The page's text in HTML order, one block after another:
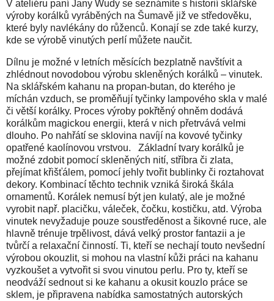
V ateliéru paní Jany Wudy se seznámíte s historií sklářské
výroby korálků vyráběných na Šumavě již ve středověku,
které byly navlékány do růženců. Konají se zde také kurzy,
kde se výrobě vinutých perlí můžete naučit.
Dílnu je možné v letních měsících bezplatně navštívit a
zhlédnout novodobou výrobu skleněných korálků – vinutek.
Na sklářském kahanu na propan-butan, do kterého je
míchán vzduch, se proměňují tyčinky lampového skla v malé
či větší korálky. Proces výroby pokřtěný ohněm dodává
korálkům magickou energii, která v nich přetrvává velmi
dlouho. Po nahřátí se sklovina navíjí na kovové tyčinky
opatřené kaolínovou vrstvou. Základní tvary korálků je
možné zdobit pomocí skleněných nití, stříbra či zlata,
přejímat křišťálem, pomocí jehly tvořit bublinky či roztahovat
dekory. Kombinací těchto technik vzniká široká škála
ornamentů. Korálek nemusí být jen kulatý, ale je možné
vyrobit např. placičku, váleček, čočku, kostičku, atd. Výroba
vinutek nevyžaduje pouze soustředěnost a šikovné ruce, ale
hlavně trénuje trpělivost, dává velký prostor fantazii a je
tvůrčí a relaxační činností. Ti, kteří se nechají touto nevšední
výrobou okouzlit, si mohou na vlastní kůži práci na kahanu
vyzkoušet a vytvořit si svou vinutou perlu. Pro ty, kteří se
neodváží sednout si ke kahanu a okusit kouzlo práce se
sklem, je připravena nabídka samostatných autorských